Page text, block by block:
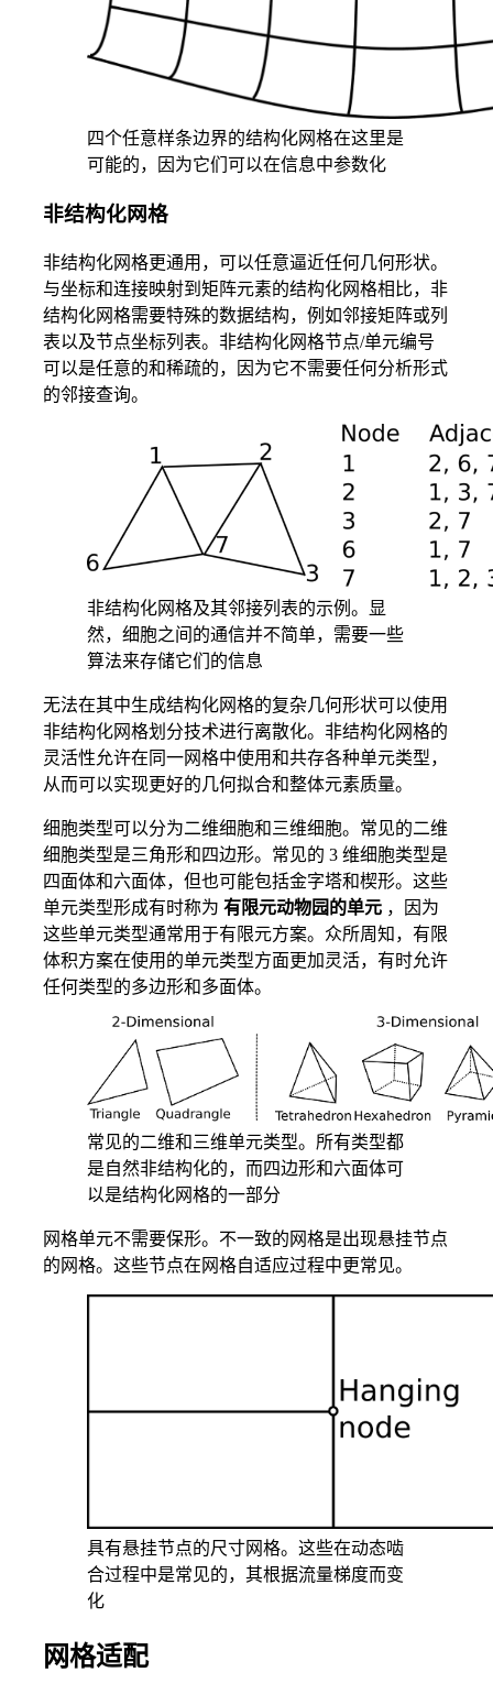
四个任意样条边界的结构化网格在这里是
可能的，因为它们可以在信息中参数化
非结构化网格
非结构化网格更通用，可以任意逼近任何几何形状。
与坐标和连接映射到矩阵元素的结构化网格相比，非
结构化网格需要特殊的数据结构，例如邻接矩阵或列
表以及节点坐标列表。非结构化网格节点/单元编号
可以是任意的和稀疏的，因为它不需要任何分析形式
的邻接查询。
非结构化网格及其邻接列表的示例。显
然，细胞之间的通信并不简单，需要一些
算法来存储它们的信息
无法在其中生成结构化网格的复杂几何形状可以使用
非结构化网格划分技术进行离散化。非结构化网格的
灵活性允许在同一网格中使用和共存各种单元类型，
从而可以实现更好的几何拟合和整体元素质量。
细胞类型可以分为二维细胞和三维细胞。常见的二维
细胞类型是三角形和四边形。常见的 3 维细胞类型是
四面体和六面体，但也可能包括金字塔和楔形。这些
单元类型形成有时称为 有限元动物园的单元 ，因为
这些单元类型通常用于有限元方案。众所周知，有限
体积方案在使用的单元类型方面更加灵活，有时允许
任何类型的多边形和多面体。
常见的二维和三维单元类型。所有类型都
是自然非结构化的，而四边形和六面体可
以是结构化网格的一部分
网格单元不需要保形。不一致的网格是出现悬挂节点
的网格。这些节点在网格自适应过程中更常见。
具有悬挂节点的尺寸网格。这些在动态啮
合过程中是常见的，其根据流量梯度而变
化
网格适配